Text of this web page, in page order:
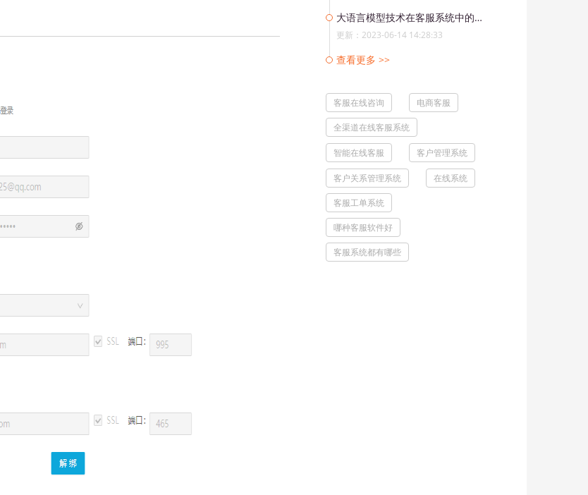
大语言模型技术在客服系统中的应用
更新：2023-06-14 14:28:33
查看更多 >>
客服在线咨询 电商客服
全渠道在线客服系统
智能在线客服 客户管理系统
客户关系管理系统 在线系统
客服工单系统
哪种客服软件好
客服系统都有哪些